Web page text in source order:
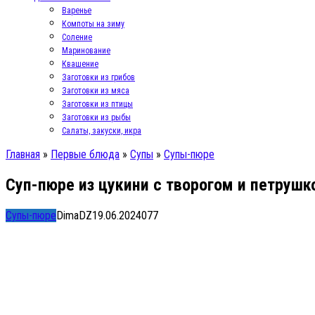
Варенье
Компоты на зиму
Соление
Маринование
Квашение
Заготовки из грибов
Заготовки из мяса
Заготовки из птицы
Заготовки из рыбы
Салаты, закуски, икра
Главная » Первые блюда » Супы » Супы-пюре
Суп-пюре из цукини с творогом и
Супы-пюреDimaDZ19.06.2024077